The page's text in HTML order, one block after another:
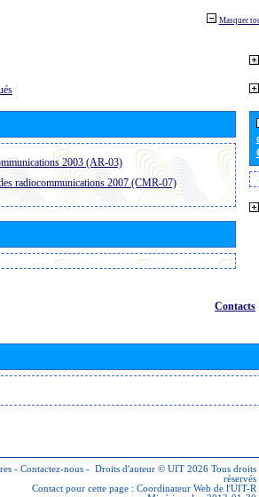
Masquer
2003 (AR-03)
radiocommunications 2007 (CMR-07)
Contacts
- Contactez-nous - Droits d'auteur © UIT 2026 Tous droits
réservés
Contact pour cette page : Coordinateur Web de l'UIT-R